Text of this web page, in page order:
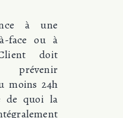
à une
face ou à
doit
prévenir
moins 24h
de quoi la